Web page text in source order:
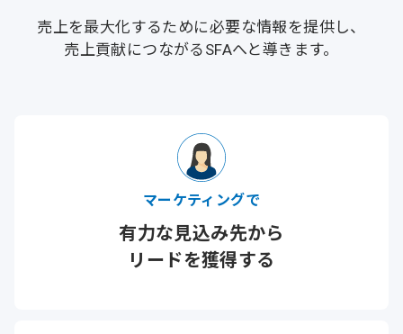
売上を最大化するために必要な情報を提供し、
売上貢献につながる SFAへと導きます。
マーケティングで
有力な見込み先から
リードを獲得する